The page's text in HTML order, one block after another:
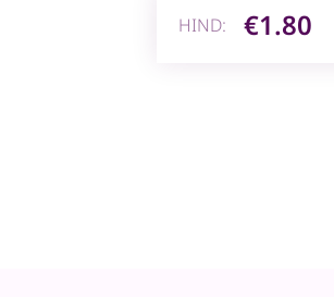
HIND: €1.80